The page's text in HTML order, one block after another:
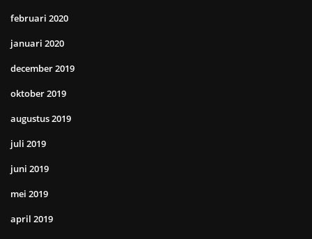
februari 2020
januari 2020
december 2019
oktober 2019
augustus 2019
juli 2019
juni 2019
mei 2019
april 2019